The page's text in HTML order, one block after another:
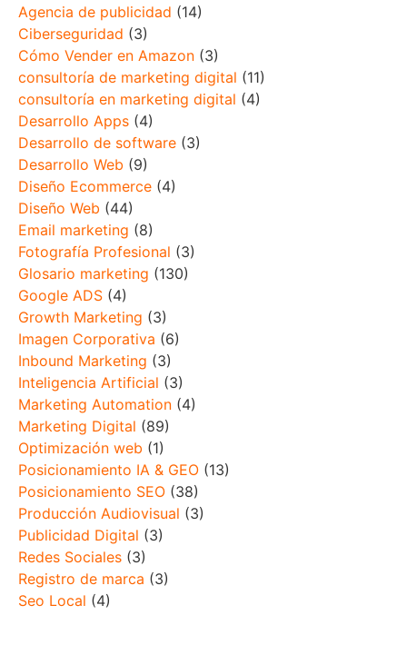
Agencia de publicidad (14)
Ciberseguridad (3)
Cómo Vender en Amazon (3)
consultoría de marketing digital (11)
consultoría en marketing digital (4)
Desarrollo Apps (4)
Desarrollo de software (3)
Desarrollo Web (9)
Diseño Ecommerce (4)
Diseño Web (44)
Email marketing (8)
Fotografía Profesional (3)
Glosario marketing (130)
Google ADS (4)
Growth Marketing (3)
Imagen Corporativa (6)
Inbound Marketing (3)
Inteligencia Artificial (3)
Marketing Automation (4)
Marketing Digital (89)
Optimización web (1)
Posicionamiento IA & GEO (13)
Posicionamiento SEO (38)
Producción Audiovisual (3)
Publicidad Digital (3)
Redes Sociales (3)
Registro de marca (3)
Seo Local (4)